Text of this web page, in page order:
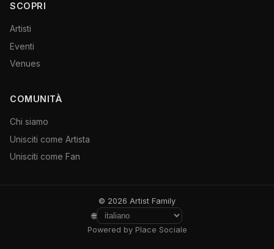
SCOPRI
Artisti
Eventi
Venues
COMUNITÀ
Chi siamo
Unisciti come Artista
Unisciti come Fan
© 2026 Artist Family
🌐
Powered by Place Sociale